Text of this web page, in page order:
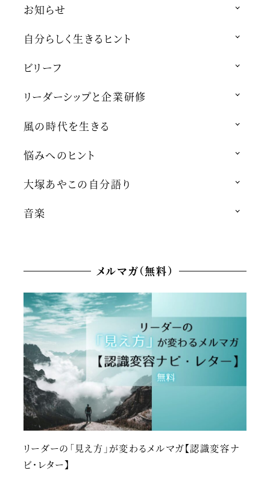
お知らせ
自分らしく生きるヒント
ビリーフ
リーダーシップと企業研修
風の時代を生きる
悩みへのヒント
大塚あやこの自分語り
音楽
メルマガ（無料）
リーダーの「見え方」が変わるメルマガ【認識変容ナ
ビ・レター】